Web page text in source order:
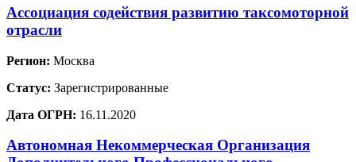
Ассоциация содействия развитию таксомоторной
отрасли
Регион: Москва
Статус: Зарегистрированные
Дата ОГРН: 16.11.2020
Автономная Некоммерческая Организация